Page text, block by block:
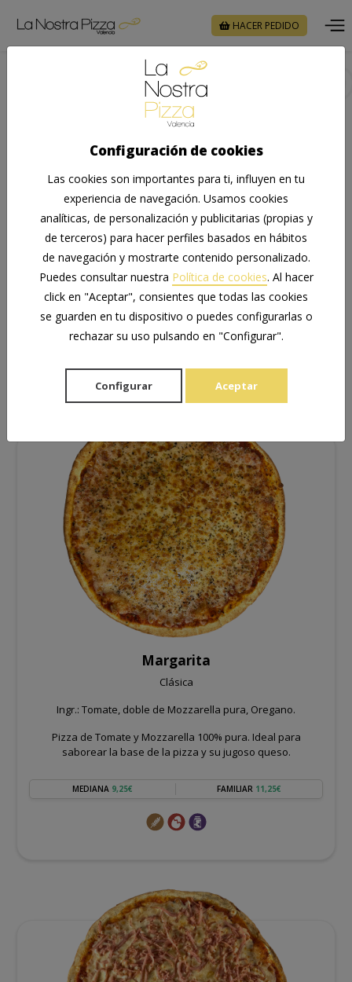
Configuración de cookies
Las cookies son importantes para ti, influyen en tu
experiencia de navegación. Usamos cookies
analíticas, de personalización y publicitarias (propias y
de terceros) para hacer perfiles basados en hábitos
de navegación y mostrarte contenido personalizado.
Puedes consultar nuestra Política de cookies. Al hacer
click en "Aceptar", consientes que todas las cookies
se guarden en tu dispositivo o puedes configurarlas o
rechazar su uso pulsando en "Configurar".
Configurar Aceptar
HACER PEDIDO
#productoslocales
Nuestra carta
Elaboramos nuestros productos con
ingredientes de calidad
Pizzas Especiales
Complementos Hamburguesas
Hot-Dog Postres
Margarita
Clásica
Ingr.: Tomate, doble de Mozzarella pura, Oregano.
Pizza de Tomate y Mozzarella 100% pura. Ideal para
saborear la base de la pizza y su jugoso queso.
MEDIANA 9,25€ FAMILIAR 11,25€